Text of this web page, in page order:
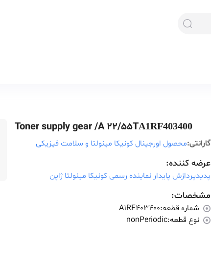
Toner supply gear /A 22/55TA1RF403400
گارانتی:محصول اورجینال کونیکا مینولتا و سلامت فیزیکی
عرضه کننده:
پدیدپردازش پایدار نماینده رسمی کونیکا مینولتا ژاپن
مشخصات:
شماره قطعه:A1RF403400
نوع قطعه:nonPeriodic